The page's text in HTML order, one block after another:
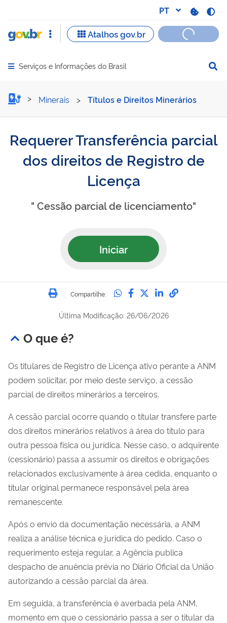
Abrir menu principal de navegação
Serviços e Informações do Brasil
Requerer Transferência
Minerais > Títulos e Direitos Minerários
Requerer Transferência parcial
dos direitos de Registro de
Licença
" Cessão parcial de licenciamento"
Iniciar
Imprimir
Compartilhe: Compartilhe no
Compartilhe no
Compartilhe no
Compartilhe
Última Modificação: 26/06/2026
O que é?
Os titulares de Registro de Licença ativo perante a ANM
podem solicitar, por meio deste serviço, a cessão
parcial de direitos minerários a terceiros.
A cessão parcial ocorre quando o titular transfere parte
dos direitos minerários relativos à área do título para
outra pessoa física ou jurídica. Nesse caso, o adquirente
(cessionário) passa a assumir os direitos e obrigações
relacionados exclusivamente à área cedida, enquanto o
titular original permanece responsável pela área
remanescente.
Após o envio da documentação necessária, a ANM
realiza a análise técnica e jurídica do pedido. Caso o
requerimento esteja regular, a Agência publica
despacho de anuência prévia no Diário Oficial da União
autorizando a cessão parcial da área.
Em seguida, a transferência é averbada pela ANM,
momento em que o cessionário passa a ser o titular da